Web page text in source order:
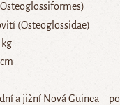
(Osteoglossidae)
kg
a jižní Nová Guinea –